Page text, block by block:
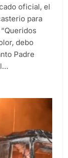
oficial, el
para
debo
Padre